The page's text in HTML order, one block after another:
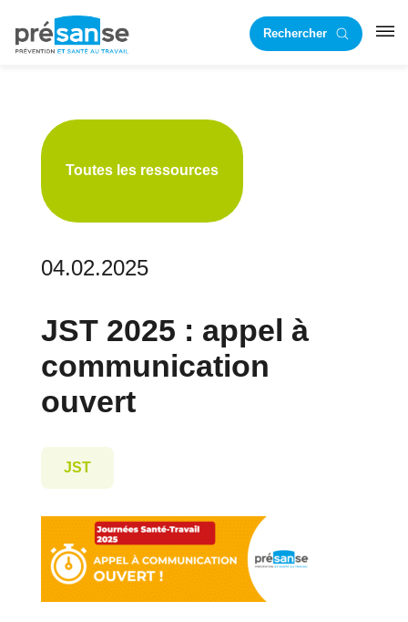
principale
RechercherRST
Toutes les ressources
04.02.2025
JST 2025 : appel à
communication
ouvert
JST